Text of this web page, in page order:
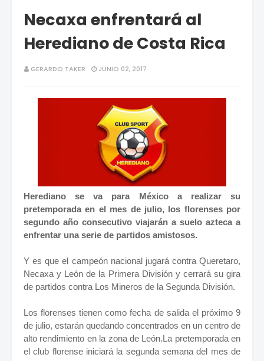
Necaxa enfrentará al
Herediano de Costa Rica
GERARDO TAKER JUNIO 02, 2017
Herediano se va para México a realizar su
pretemporada en el mes de julio, los florenses por
segundo año consecutivo viajarán a suelo azteca a
enfrentar una serie de partidos amistosos.
Y es que el campeón nacional jugará contra Queretaro,
Necaxa y León de la Primera División y cerrará su gira
de partidos contra Los Mineros de la Segunda División.
Los florenses tienen como fecha de salida el próximo 9
de julio, estarán quedando concentrados en un centro de
alto rendimiento en la zona de León.La pretemporada en
el club florense iniciará la segunda semana del mes de